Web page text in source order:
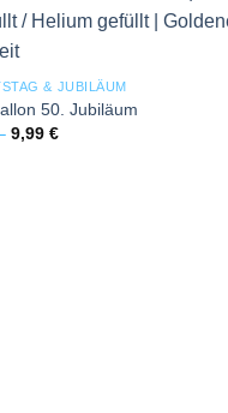
& JUBILÄUM
50. Jubiläum
9,99 €